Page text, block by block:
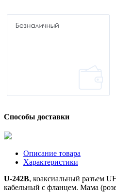
Способы доставки
Описание товара
Характеристики
U-242B, коаксиальный разъем
кабельный с фланцем. Мама